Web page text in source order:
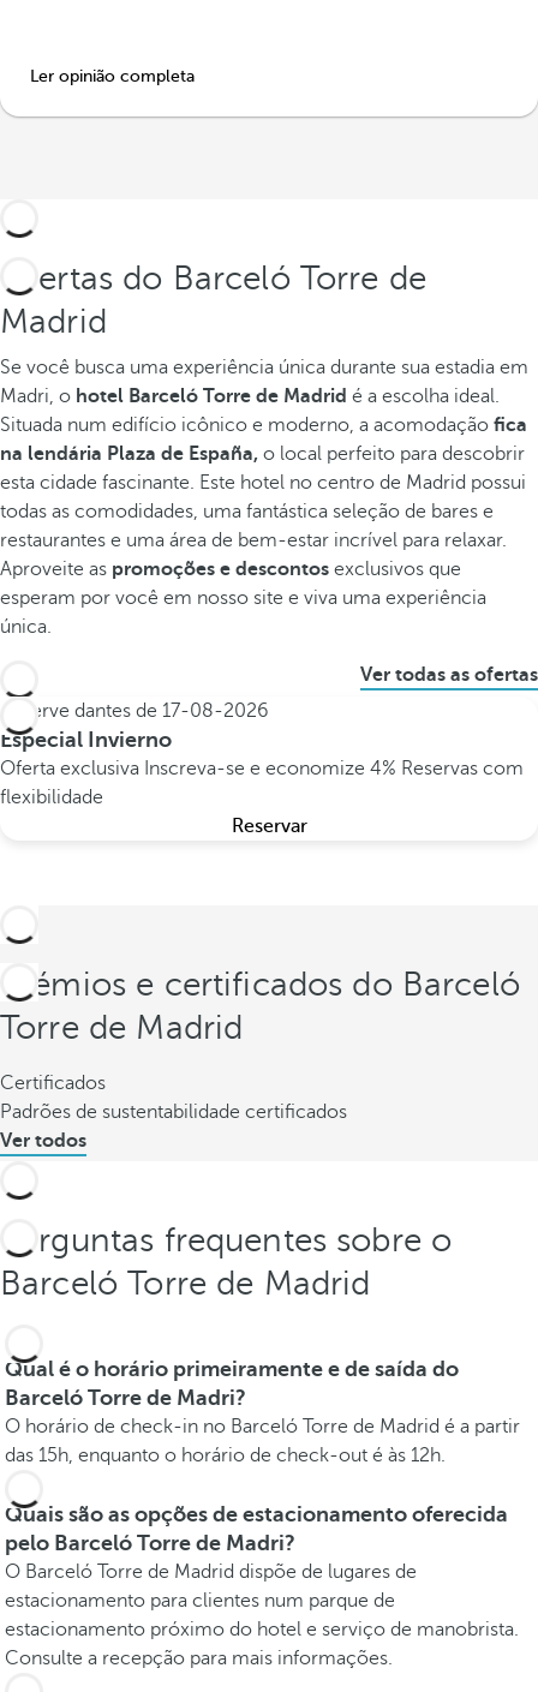
Ler opinião completa
Ofertas do Barceló Torre de
Madrid
Se você busca uma experiência única durante sua estadia em
Madri, o hotel Barceló Torre de Madrid é a escolha ideal.
Situada num edifício icônico e moderno, a acomodação fica
na lendária Plaza de España, o local perfeito para descobrir
esta cidade fascinante. Este hotel no centro de Madrid possui
todas as comodidades, uma fantástica seleção de bares e
restaurantes e uma área de bem-estar incrível para relaxar.
Aproveite as promoções e descontos exclusivos que
esperam por você em nosso site e viva uma experiência
única.
Ver todas as ofertas
Reserve dantes de 17-08-2026
Especial Invierno
Oferta exclusiva Inscreva-se e economize 4% Reservas com
flexibilidade
Reservar
Prémios e certificados do Barceló
Torre de Madrid
Certificados
Padrões de sustentabilidade certificados
Ver todos
Perguntas frequentes sobre o
Barceló Torre de Madrid
Qual é o horário primeiramente e de saída do
Barceló Torre de Madri?
O horário de check-in no Barceló Torre de Madrid é a partir
das 15h, enquanto o horário de check-out é às 12h.
Quais são as opções de estacionamento oferecida
pelo Barceló Torre de Madri?
O Barceló Torre de Madrid dispõe de lugares de
estacionamento para clientes num parque de
estacionamento próximo do hotel e serviço de manobrista.
Consulte a recepção para mais informações.